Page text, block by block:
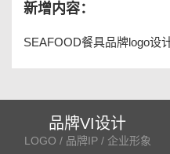
新增内容：
品牌VI设计
LOGO / 品牌IP / 企业形象